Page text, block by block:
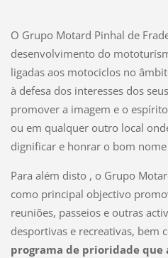
O Grupo Motard Pinhal de
desenvolvimento do
ligadas aos motociclos no
à defesa dos interesses dos
promover a imagem e o
ou em qualquer outro local
dignificar e honrar o bom
Para além disto , o Grupo
como principal objectivo
reuniões, passeios e outras
desportivas e recreativas, bem
programa de prioridade que